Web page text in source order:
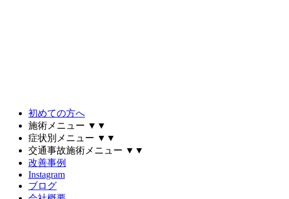
初めての方へ
施術メニュー ▼ ▼
症状別メニュー ▼ ▼
交通事故施術メニュー ▼ ▼
改善事例
Instagram
ブログ